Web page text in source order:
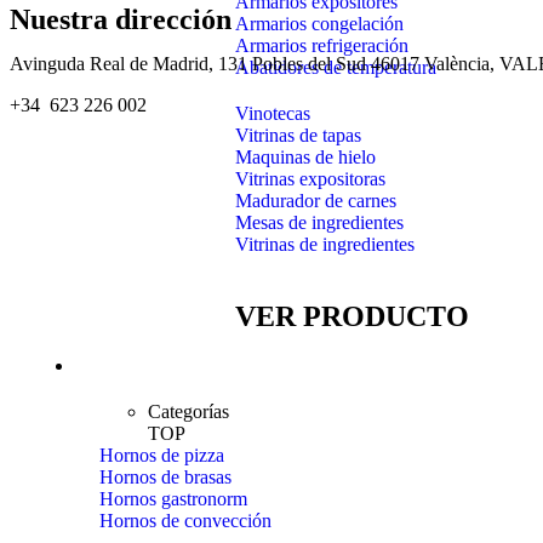
Armarios congelación
Armarios refrigeración
Abatidores de temperatura
Vinotecas
Vitrinas de tapas
Maquinas de hielo
Vitrinas expositoras
Madurador de carnes
Mesas de ingredientes
Vitrinas de ingredientes
VER PRODUCTO
Categorías
TOP
Hornos de pizza
Hornos de brasas
Hornos gastronorm
Hornos de convección
Nuestra dirección
Avinguda Real de Madrid, 131 Pobles del Sud 46017 València,
+34 623 226 002